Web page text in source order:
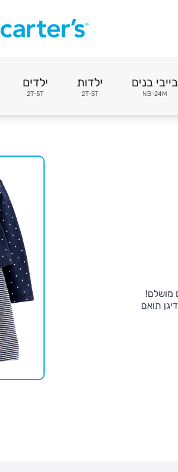
בייבי בנים
NB-24M
ילדות
2T-5T
ילדים
2T-5T
מושלם!
תואם